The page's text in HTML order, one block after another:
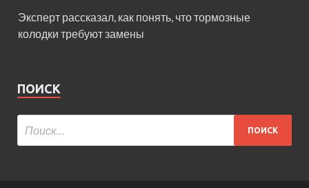
Эксперт рассказал, как понять, что тормозные
колодки требуют замены
ПОИСК